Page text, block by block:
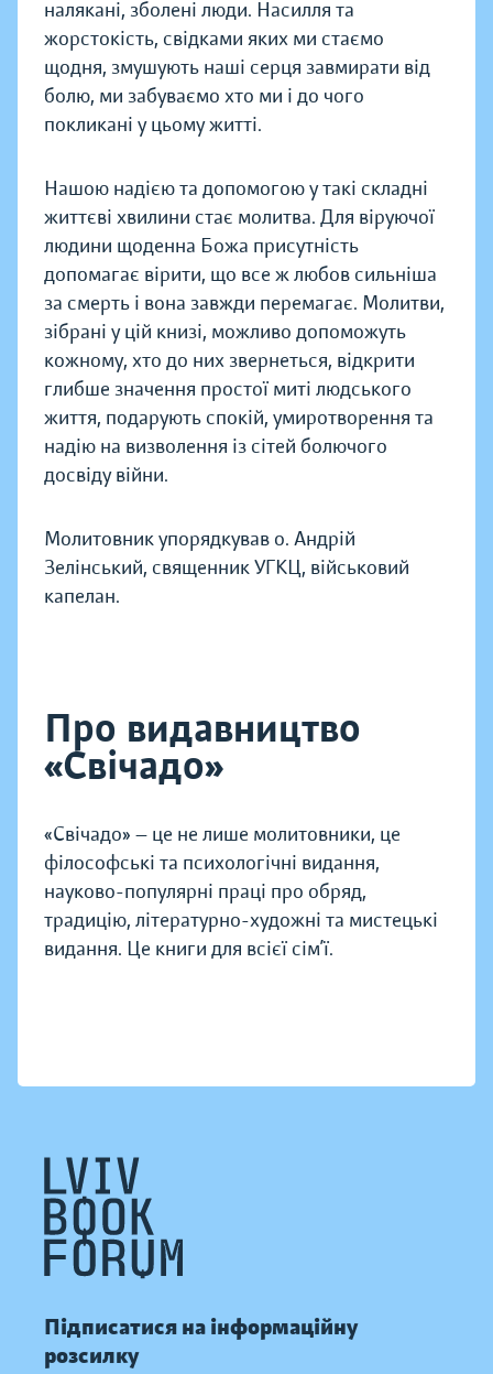
налякані, зболені люди. Насилля та
жорстокість, свідками яких ми стаємо
щодня, змушують наші серця завмирати від
болю, ми забуваємо хто ми і до чого
покликані у цьому житті.
Нашою надією та допомогою у такі складні
життєві хвилини стає молитва. Для віруючої
людини щоденна Божа присутність
допомагає вірити, що все ж любов сильніша
за смерть і вона завжди перемагає. Молитви,
зібрані у цій книзі, можливо допоможуть
кожному, хто до них звернеться, відкрити
глибше значення простої миті людського
життя, подарують спокій, умиротворення та
надію на визволення із сітей болючого
досвіду війни.
Молитовник упорядкував о. Андрій
Зелінський, священник УГКЦ, військовий
капелан.
Про видавництво
«Свічадо»
«Свічадо» — це не лише молитовники, це
філософські та психологічні видання,
науково-популярні праці про обряд,
традицію, літературно-художні та мистецькі
видання. Це книги для всієї сім’ї.
Підписатися на інформаційну
розсилку